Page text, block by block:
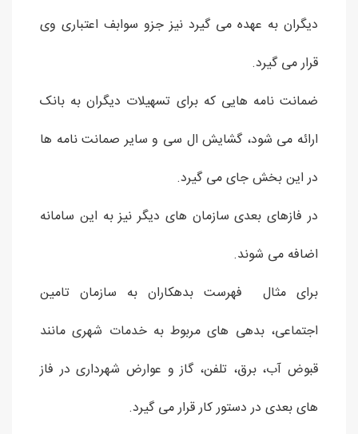
دیگران به عهده می گیرد نیز جزو سوابف اعتباری وی
قرار می گیرد.
ضمانت نامه هایی که برای تسهیلات دیگران به بانک
ارائه می شود، گشایش ال سی و سایر صمانت نامه ها
در این بخش جای می گیرد.
در فازهای بعدی سازمان های دیگر نیز به این سامانه
اضافه می شوند.
برای مثال فهرست بدهکاران به سازمان تامین
اجتماعی، بدهی های مربوط به خدمات شهری مانند
قبوض آب، برق، تلفن، گاز و عوارض شهرداری در فاز
های بعدی در دستور کار قرار می گیرد.